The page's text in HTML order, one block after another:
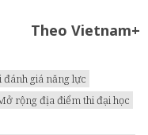
Theo Vietnam+
giá năng lực
rộng địa điểm thi đại học